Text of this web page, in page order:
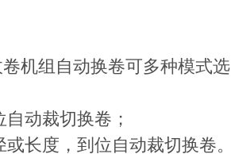
机组自动换卷可多种模式选
动裁切换卷；
长度，到位自动裁切换卷。